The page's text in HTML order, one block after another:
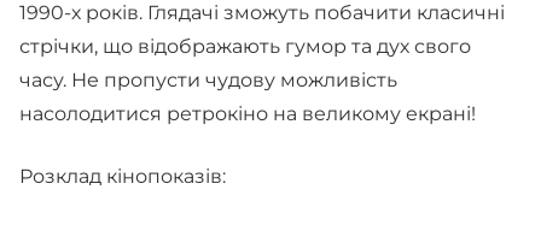
1990-х років. Глядачі зможуть побачити класичні
стрічки, що відображають гумор та дух свого
часу. Не пропусти чудову можливість
насолодитися ретрокіно на великому екрані!
Розклад кінопоказів: